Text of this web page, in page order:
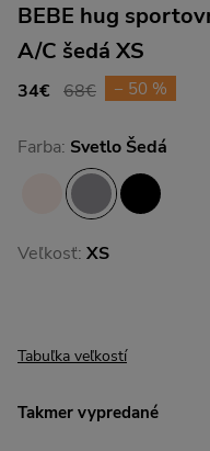
BEBE hug
A/C šedá XS
34€ 68€ − 50 %
Farba: Svetlo Šedá
Veľkosť: XS
Tabuľka veľkostí
Takmer vypredané